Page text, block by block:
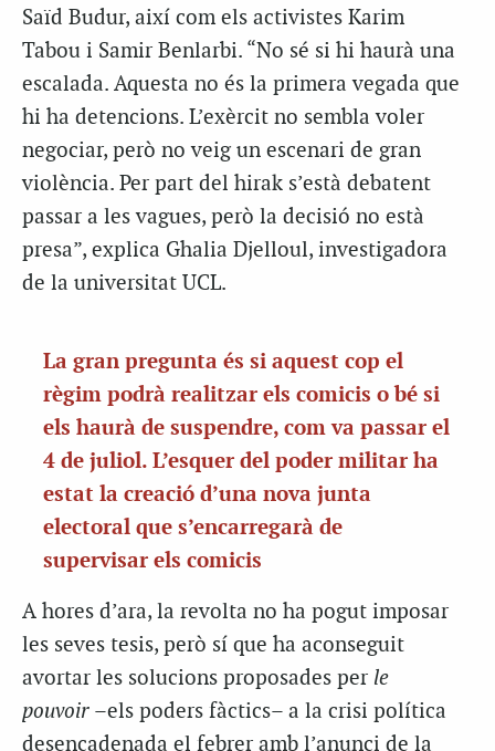
Saïd Budur, així com els activistes Karim
Tabou i Samir Benlarbi. “No sé si hi haurà una
escalada. Aquesta no és la primera vegada que
hi ha detencions. L’exèrcit no sembla voler
negociar, però no veig un escenari de gran
violència. Per part del hirak s’està debatent
passar a les vagues, però la decisió no està
presa”, explica Ghalia Djelloul, investigadora
de la universitat UCL.
La gran pregunta és si aquest cop el
règim podrà realitzar els comicis o bé si
els haurà de suspendre, com va passar el
4 de juliol. L’esquer del poder militar ha
estat la creació d’una nova junta
electoral que s’encarregarà de
supervisar els comicis
A hores d’ara, la revolta no ha pogut imposar
les seves tesis, però sí que ha aconseguit
avortar les solucions proposades per le
pouvoir –els poders fàctics– a la crisi política
desencadenada el febrer amb l’anunci de la